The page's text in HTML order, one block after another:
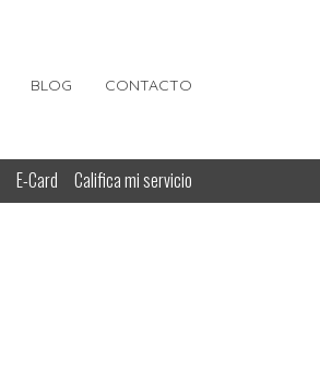
BLOG CONTACTO
E-Card Califica mi servicio